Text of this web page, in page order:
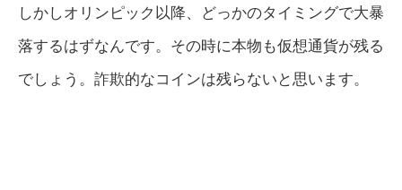
しかしオリンピック以降、どっかのタイミングで大暴
落するはずなんです。その時に本物も仮想通貨が残る
でしょう。詐欺的なコインは残らないと思います。